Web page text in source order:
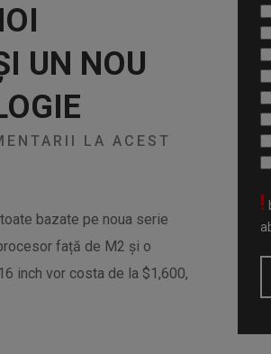
UN NOU
LA ACEST
bazate pe noua serie
față de M2 și o
inch vor costa de la $1,600,
!